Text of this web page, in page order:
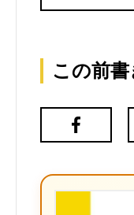
この前
Facebook